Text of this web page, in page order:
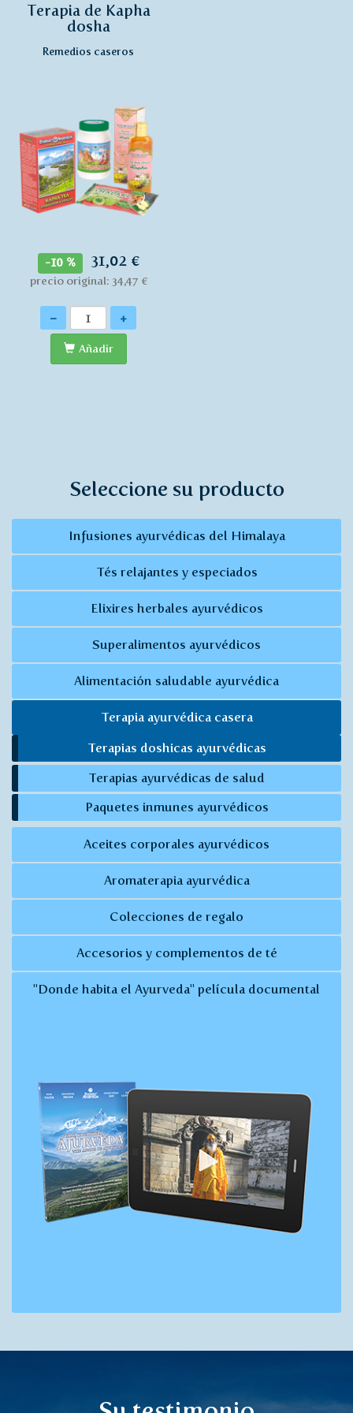
Terapia de Kapha
dosha
Remedios caseros
-10 % 31,02 €
precio original: 34,47 €
Cantidad
- +
Añadir
Seleccione su producto
Infusiones ayurvédicas del Himalaya
Tés relajantes y especiados
Elixires herbales ayurvédicos
Superalimentos ayurvédicos
Alimentación saludable ayurvédica
Terapia ayurvédica casera
Terapias doshicas ayurvédicas
Terapias ayurvédicas de salud
Paquetes inmunes ayurvédicos
Aceites corporales ayurvédicos
Aromaterapia ayurvédica
Colecciones de regalo
Accesorios y complementos de té
"Donde habita el Ayurveda" película documental